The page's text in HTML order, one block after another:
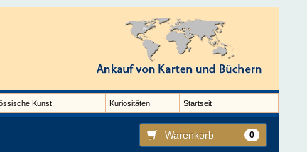
Kunst Kuriositäten Startseit
Warenkorb 0